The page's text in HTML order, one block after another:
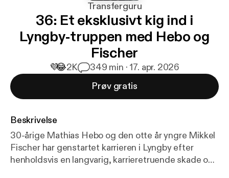
Transferguru
36: Et eksklusivt kig ind i
Lyngby-truppen med Hebo og
Fischer
💜😂2K 349 min · 17. apr. 2026
Prøv gratis
Beskrivelse
30-årige Mathias Hebo og den otte år yngre Mikkel
Fischer har genstartet karrieren i Lyngby efter
henholdsvis en langvarig, karrieretruende skade og